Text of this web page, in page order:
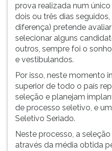
(primeira
tecla
esquerda
continuar
pressione
(primeira
tecla
prova realizada num
dois ou três dias
diferença) pretende
selecionar alguns
outros, sempre foi o
e vestibulandos.
Por isso, neste momento
superior de todo o país
seleção e planejam
de processo seletivo, e
Seletivo Seriado.
Neste processo, a
através da média obtida